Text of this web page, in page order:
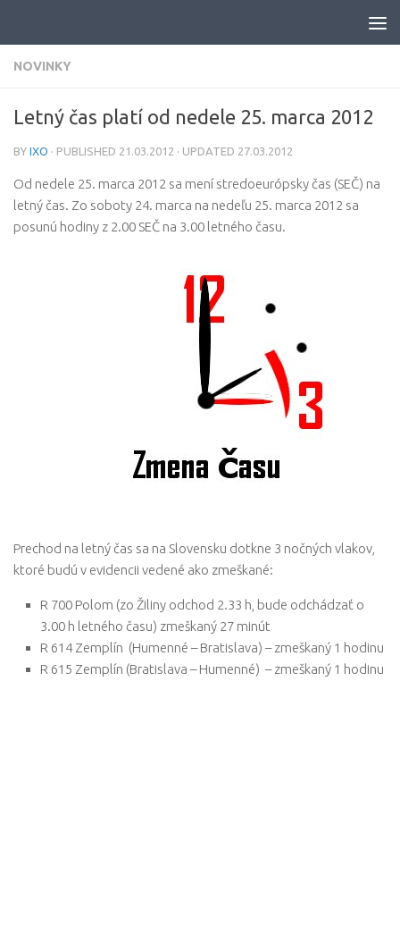
NOVINKY
Letný čas platí od nedele 25. marca 2012
BY IXO · PUBLISHED 21.03.2012 · UPDATED 27.03.2012
Od nedele 25. marca 2012 sa mení stredoeurópsky čas (SEČ) na
letný čas. Zo soboty 24. marca na nedeľu 25. marca 2012 sa
posunú hodiny z 2.00 SEČ na 3.00 letného času.
Prechod na letný čas sa na Slovensku dotkne 3 nočných vlakov,
ktoré budú v evidencii vedené ako zmeškané:
R 700 Polom (zo Žiliny odchod 2.33 h, bude odchádzať o
3.00 h letného času) zmeškaný 27 minút
R 614 Zemplín (Humenné – Bratislava) – zmeškaný 1 hodinu
R 615 Zemplín (Bratislava – Humenné) – zmeškaný 1 hodinu